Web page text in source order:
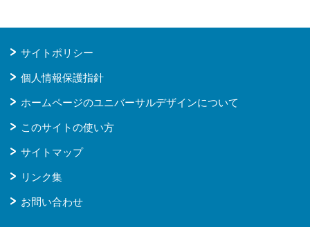
サイトポリシー
個人情報保護指針
ホームページのユニバーサルデザインについて
このサイトの使い方
サイトマップ
リンク集
お問い合わせ